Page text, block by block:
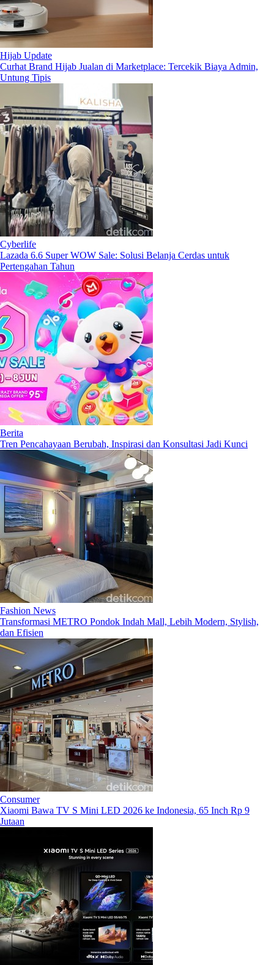
Hijab Update
Curhat Brand Hijab Jualan di Marketplace: Tercekik Biaya Admin,
Untung Tipis
Cyberlife
Lazada 6.6 Super WOW Sale: Solusi Belanja Cerdas untuk
Pertengahan Tahun
Berita
Tren Pencahayaan Berubah, Inspirasi dan Konsultasi Jadi Kunci
Fashion News
Transformasi METRO Pondok Indah Mall, Lebih Modern, Stylish,
dan Efisien
Consumer
Xiaomi Bawa TV S Mini LED 2026 ke Indonesia, 65 Inch Rp 9
Jutaan